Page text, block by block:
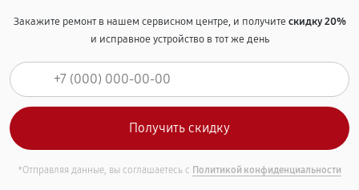
Закажите ремонт в нашем сервисном центре, и получитескидку 20%
и исправное устройство в тот же день
*Отправляя данные, вы соглашаетесь с Политикой конфиденциальности